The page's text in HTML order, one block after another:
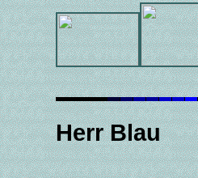
Herr Blau